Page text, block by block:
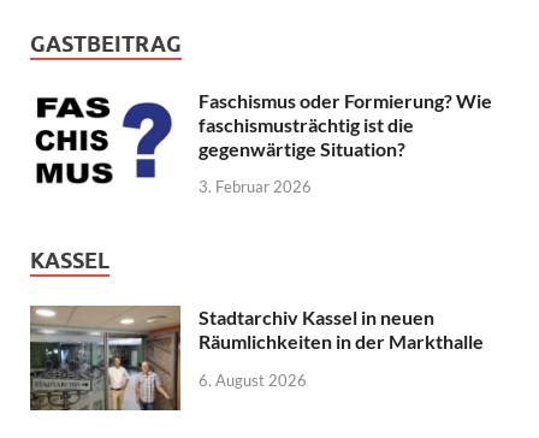
GASTBEITRAG
Faschismus oder Formierung? Wie
faschismusträchtig ist die
gegenwärtige Situation?
3. Februar 2026
KASSEL
Stadtarchiv Kassel in neuen
Räumlichkeiten in der Markthalle
6. August 2026